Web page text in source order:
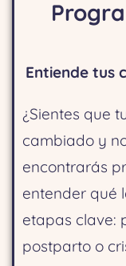
Entiende tus
¿Sientes que
cambiado y
encontrarás
entender qué
etapas clave:
postparto o